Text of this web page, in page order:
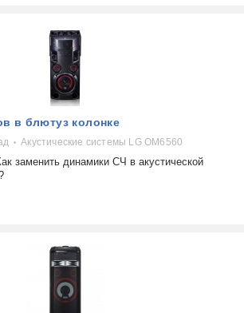
в блютуз колонке
Акустические системы LG OM6560
заменить динамики СЧ в акустической